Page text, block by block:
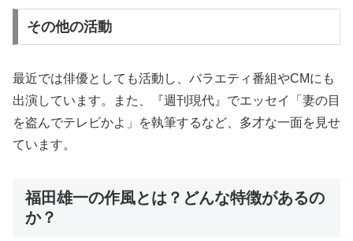
その他の活動
最近では俳優としても活動し、バラエティ番組やCMにも
出演しています。また、『週刊現代』でエッセイ「妻の目
を盗んでテレビかよ」を執筆するなど、多才な一面を見せ
ています。
福田雄一の作風とは？どんな特徴があるの
か？